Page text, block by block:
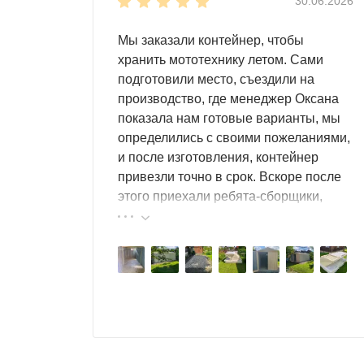
в нее встроены дополнительные ребра
Чем просторнее контейнер, тем больше
мебель
игрушки
инвентарь для огорода
строительные материалы
любое оборудование
мототехнику
спортивный инвентарь и т.д.
Контейнер идеален для любых задач!А
шкафы и стеллажи.
Мы заказали контейнер, чтобы
хранить мототехнику летом. Сами
подготовили место, съездили на
производство, где менеджер Оксана
показала нам готовые варианты, мы
определились с своими пожеланиями,
и после изготовления, контейнер
привезли точно в срок. Вскоре после
этого приехали ребята-сборщики,
быстро, за пару часов, всё собрали.
поэтому всем советуем эту фирму.